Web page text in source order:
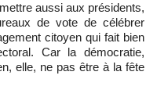
aussi aux présidents,
de vote de célébrer
citoyen qui fait bien
Car la démocratie,
elle, ne pas être à la fête